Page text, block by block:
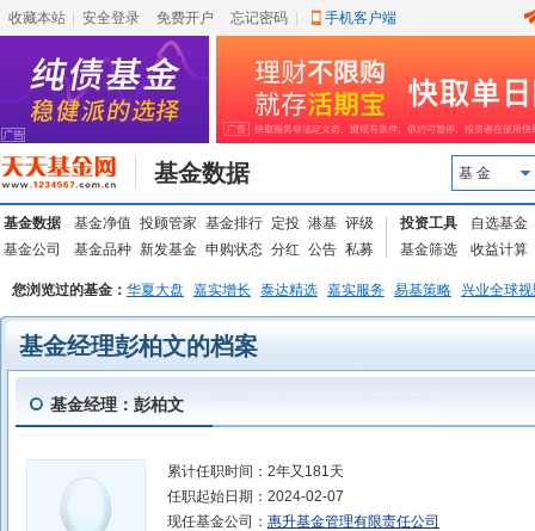
收藏本站 安全登录 免费开户 忘记密码 手机客户端
基金数据 基 金
基金数据 基金净值 投顾管家 基金排行 定投 港基 评级
基金公司
基金品种 新发基金 申购状态 分红 公告 私募
投资工具
自选基金
基金筛选
收益计算
您浏览过的基金： 华夏大盘 嘉实增长 泰达精选 嘉实服务 易基策略 兴业全球
基金经理彭柏文的档案
基金经理：彭柏文
累计任职时间： 2年又181天
任职起始日期： 2024-02-07
现任基金公司： 惠升基金管理有限责任公司